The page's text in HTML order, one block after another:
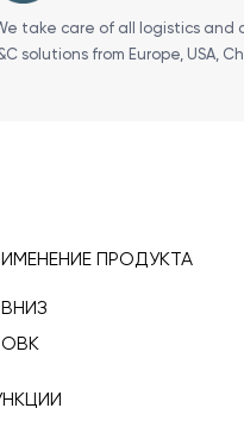
take care of all logistics and
solutions from Europe, USA,
ПРОДУКТА
ВНИЗ
ОВК